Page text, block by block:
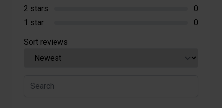
2 stars
0
1 star
0
Sort reviews